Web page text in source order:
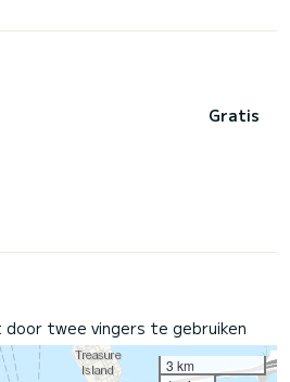
Gratis
twee vingers te gebruiken
3 km